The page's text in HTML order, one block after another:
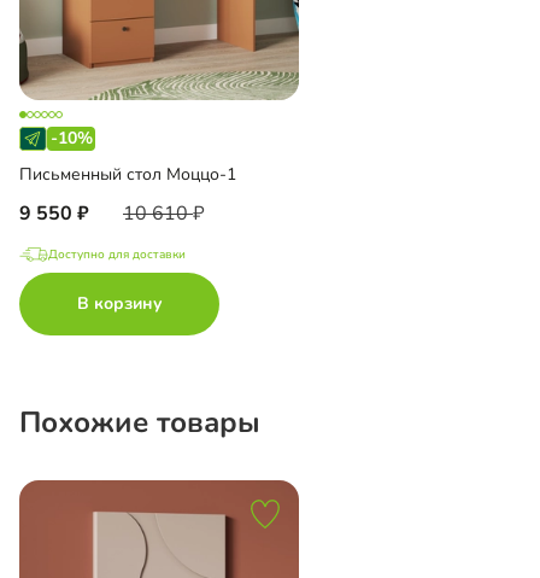
-10%
Письменный стол Моццо-1
9 550 10 610
Доступно для доставки
В корзину
Похожие товары